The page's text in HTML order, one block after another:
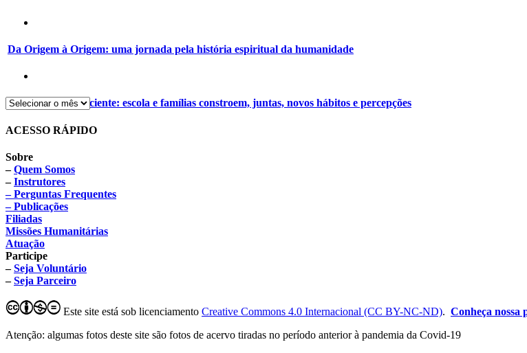
Da Origem à Origem: uma jornada pela história espiritual da humanidade
Alimentação consciente: escola e famílias constroem, juntas, novos hábitos e percepções
ACESSO RÁPIDO
Sobre
–Quem Somos
–Instrutores
– Perguntas Frequentes
– Publicações
Filiadas
Missões Humanitárias
Atuação
Participe
–Seja Voluntário
–Seja Parceiro
Este site está sob licenciamento Creative Commons 4.0 Internacional (CC BY-NC-ND). Conheça nossa
Atenção: algumas fotos deste site são fotos de acervo tiradas no período anterior à pandemia da Covid-19